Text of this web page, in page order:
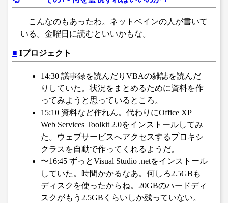
こんなのもあったわ。ネットベインの人が書いて
いる。金曜日に読むといいかもな。
■ Iプロジェクト
14:30 議事録を読んだりVBAの雑誌を読んだ
りしていた。状況をまとめるために資料を作
ってみようと思っているところ。
15:10 資料など作れん。代わりにOffice XP
Web Services Toolkit 2.0をインストールしてみ
た。ウェブサービスへアクセスするプロキシ
クラスを自動で作ってくれるようだ。
〜16:45 ずっとVisual Studio .netをインストール
していた。時間かかるなあ。何しろ2.5GBも
ディスクを使ったからね。20GBのハードディ
スクがもう2.5GBくらいしか残っていない。